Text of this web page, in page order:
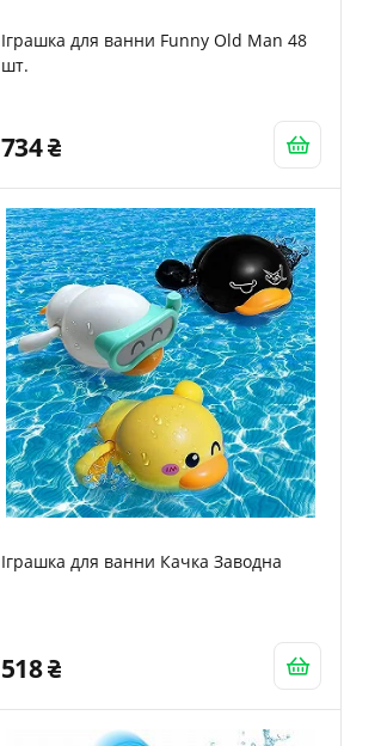
Іграшка для ванни Funny Old Man 48
шт.
734
Іграшка для ванни Качка Заводна
518